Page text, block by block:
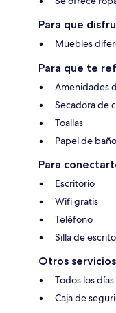
Para que
Muebles
Para que te
Amenidades
Secadora de
Toallas
Papel de baño
Para
Escritorio
Wifi gratis
Teléfono
Silla de
Otros
Todos los días
Caja de